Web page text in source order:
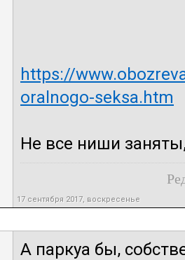
https://
oralnogo-seksa.htm
Не все ниши
17 сентября 2017, воскресенье
А паркуа бы,